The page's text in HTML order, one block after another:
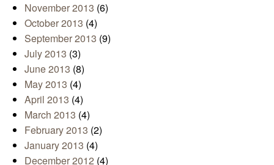
November 2013 (6)
October 2013 (4)
September 2013 (9)
July 2013 (3)
June 2013 (8)
May 2013 (4)
April 2013 (4)
March 2013 (4)
February 2013 (2)
January 2013 (4)
December 2012 (4)